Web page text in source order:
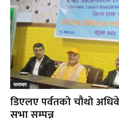
समाचार
डिएलए पर्वतको चौथो
सभा सम्पन्न